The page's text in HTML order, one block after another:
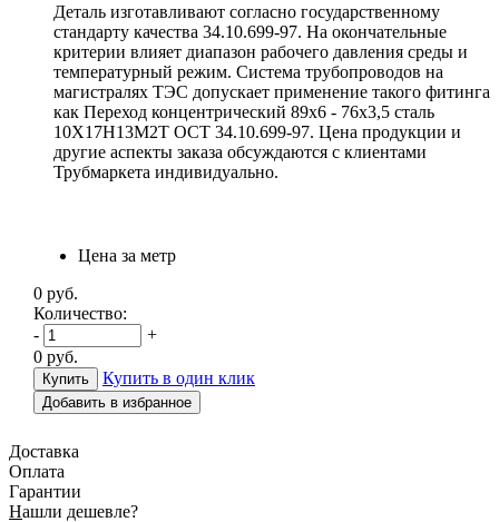
Деталь изготавливают согласно государственному
стандарту качества 34.10.699-97. На окончательные
критерии влияет диапазон рабочего давления среды и
температурный режим. Система трубопроводов на
магистралях ТЭС допускает применение такого фитинга
как Переход концентрический 89х6 - 76х3,5 сталь
10Х17Н13М2Т ОСТ 34.10.699-97. Цена продукции и
другие аспекты заказа обсуждаются с клиентами
Трубмаркета индивидуально.
Цена за метр
0 руб.
Количество:
-
+
0 руб.
Купить в один клик
Добавить в избранное
Доставка
Оплата
Гарантии
Нашли дешевле?